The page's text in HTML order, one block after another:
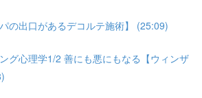
の出口があるデコルテ施術】 (25:09)
グ心理学1/2 善にも悪にもなる【ウィンザ